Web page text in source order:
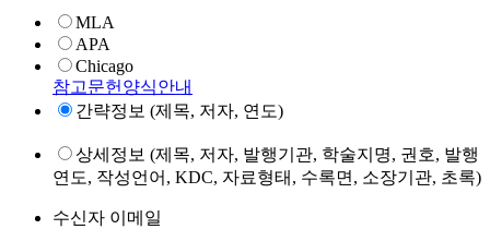
MLA
APA
Chicago
참고문헌양식안내
간략정보 (제목, 저자, 연도)
상세정보 (제목, 저자, 발행기관, 학술지명, 권호, 발행
연도, 작성언어, KDC, 자료형태, 수록면, 소장기관, 초록)
수신자 이메일